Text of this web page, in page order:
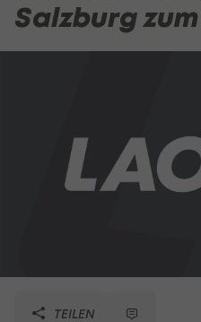
Salzburg
TEILEN